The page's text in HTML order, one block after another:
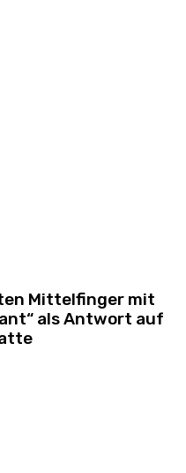
Mittelfinger mit
als Antwort auf